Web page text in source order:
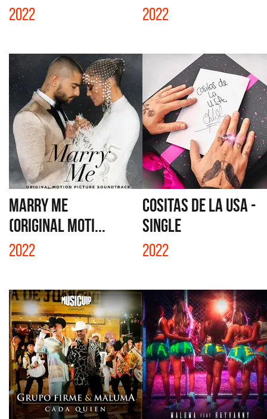
2022 2022
MARRY ME
(ORIGINAL MOTI...
2022
COSITAS DE LA USA -
SINGLE
2022